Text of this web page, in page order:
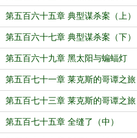
（中）
第五百六十五章 典型谋杀案（上）
第五百六十七章 典型谋杀案（下）
第五百六十九章 黑太阳与蝙蝠灯
（中）
第五百七十一章 莱克斯的哥谭之旅
（上）
第五百七十三章 莱克斯的哥谭之旅
（下）
第五百七十五章 全缝了（中）